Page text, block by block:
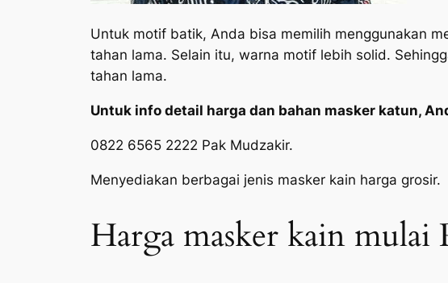
Untuk motif batik, Anda bisa memilih menggunakan
tahan lama. Selain itu, warna motif lebih solid.
tahan lama.
Untuk info detail harga dan bahan masker katun,
0822 6565 2222 Pak Mudzakir.
Menyediakan berbagai jenis masker kain harga grosir.
Harga masker kain mulai